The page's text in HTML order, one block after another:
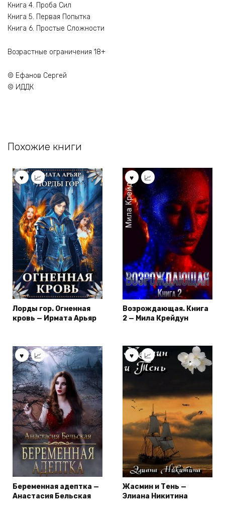
Книга 4. Проба Сил
Книга 5. Первая Попытка
Книга 6. Простые Сложности
Возрастные ограничения 18+
© Ефанов Сергей
© ИДДК
Похожие книги
Лорды гор. Огненная
кровь — Ирмата Арьяр
Возрождающая. Книга
2 — Мила Крейдун
Беременная адептка —
Анастасия Бельская
Жасмин и Тень —
Элиана Никитина